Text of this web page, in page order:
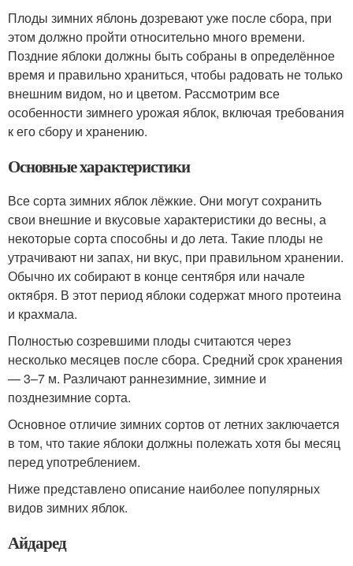
Плоды зимних яблонь дозревают уже после сбора, при
этом должно пройти относительно много времени.
Поздние яблоки должны быть собраны в определённое
время и правильно храниться, чтобы радовать не только
внешним видом, но и цветом. Рассмотрим все
особенности зимнего урожая яблок, включая требования
к его сбору и хранению.
Основные характеристики
Все сорта зимних яблок лёжкие. Они могут сохранить
свои внешние и вкусовые характеристики до весны, а
некоторые сорта способны и до лета. Такие плоды не
утрачивают ни запах, ни вкус, при правильном хранении.
Обычно их собирают в конце сентября или начале
октября. В этот период яблоки содержат много протеина
и крахмала.
Полностью созревшими плоды считаются через
несколько месяцев после сбора. Средний срок хранения
— 3–7 м. Различают раннезимние, зимние и
позднезимние сорта.
Основное отличие зимних сортов от летних заключается
в том, что такие яблоки должны полежать хотя бы месяц
перед употреблением.
Ниже представлено описание наиболее популярных
видов зимних яблок.
Айдаред